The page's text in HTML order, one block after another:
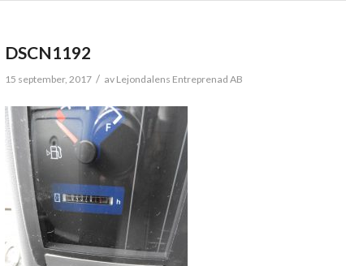
DSCN1192
15 september, 2017 / av Lejondalens Entreprenad AB